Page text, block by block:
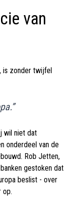
van
is zonder twijfel
wil niet dat
onderdeel van de
Rob Jetten,
gestoken dat
beslist - over
op.